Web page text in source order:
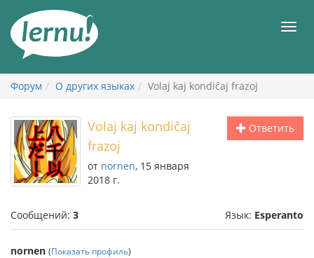
содержанию
Форум О других языках Volaj kaj kondiĉaj frazoj
Ответить
Volaj kaj kondiĉaj
frazoj
от nornen, 15 января
2018 г.
Сообщений: 3 Язык: Esperanto
nornen (Показать профиль)